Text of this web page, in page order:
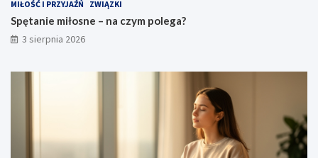
MIŁOŚĆ I PRZYJAŹŃ ZWIĄZKI
Spętanie miłosne – na czym polega?
3 sierpnia 2026